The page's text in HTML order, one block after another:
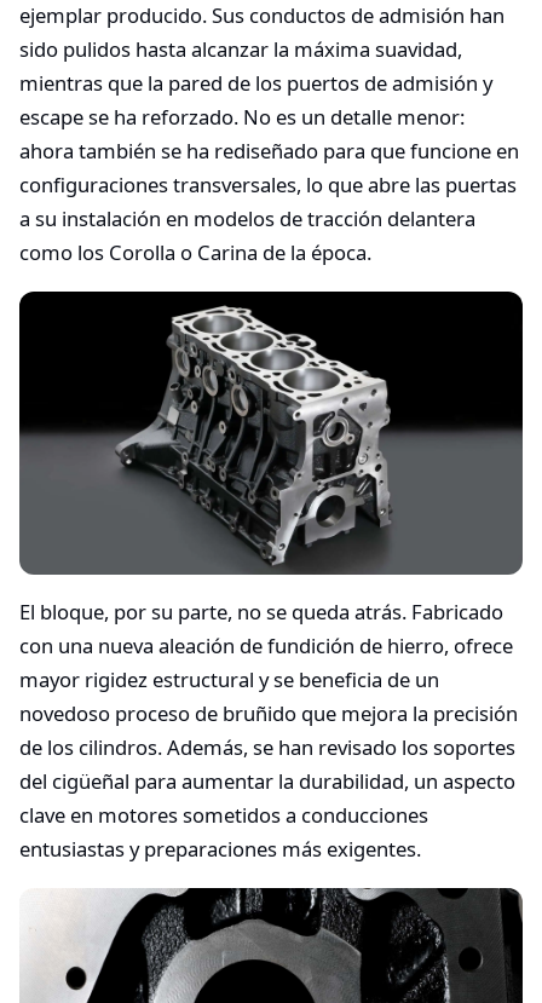
ejemplar producido. Sus conductos de admisión han
sido pulidos hasta alcanzar la máxima suavidad,
mientras que la pared de los puertos de admisión y
escape se ha reforzado. No es un detalle menor:
ahora también se ha rediseñado para que funcione en
configuraciones transversales, lo que abre las puertas
a su instalación en modelos de tracción delantera
como los Corolla o Carina de la época.
El bloque, por su parte, no se queda atrás. Fabricado
con una nueva aleación de fundición de hierro, ofrece
mayor rigidez estructural y se beneficia de un
novedoso proceso de bruñido que mejora la precisión
de los cilindros. Además, se han revisado los soportes
del cigüeñal para aumentar la durabilidad, un aspecto
clave en motores sometidos a conducciones
entusiastas y preparaciones más exigentes.